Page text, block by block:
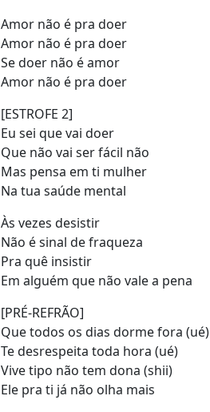
Amor não é pra doer
Amor não é pra doer
Se doer não é amor
Amor não é pra doer
[ESTROFE 2]
Eu sei que vai doer
Que não vai ser fácil não
Mas pensa em ti mulher
Na tua saúde mental
Às vezes desistir
Não é sinal de fraqueza
Pra quê insistir
Em alguém que não vale a pena
[PRÉ-REFRÃO]
Que todos os dias dorme fora (ué)
Te desrespeita toda hora (ué)
Vive tipo não tem dona (shii)
Ele pra ti já não olha mais